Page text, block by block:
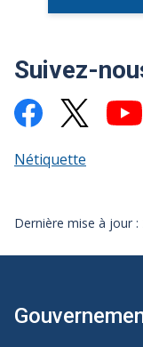
Suivez-
Nétiquette
Dernière mise à jour :